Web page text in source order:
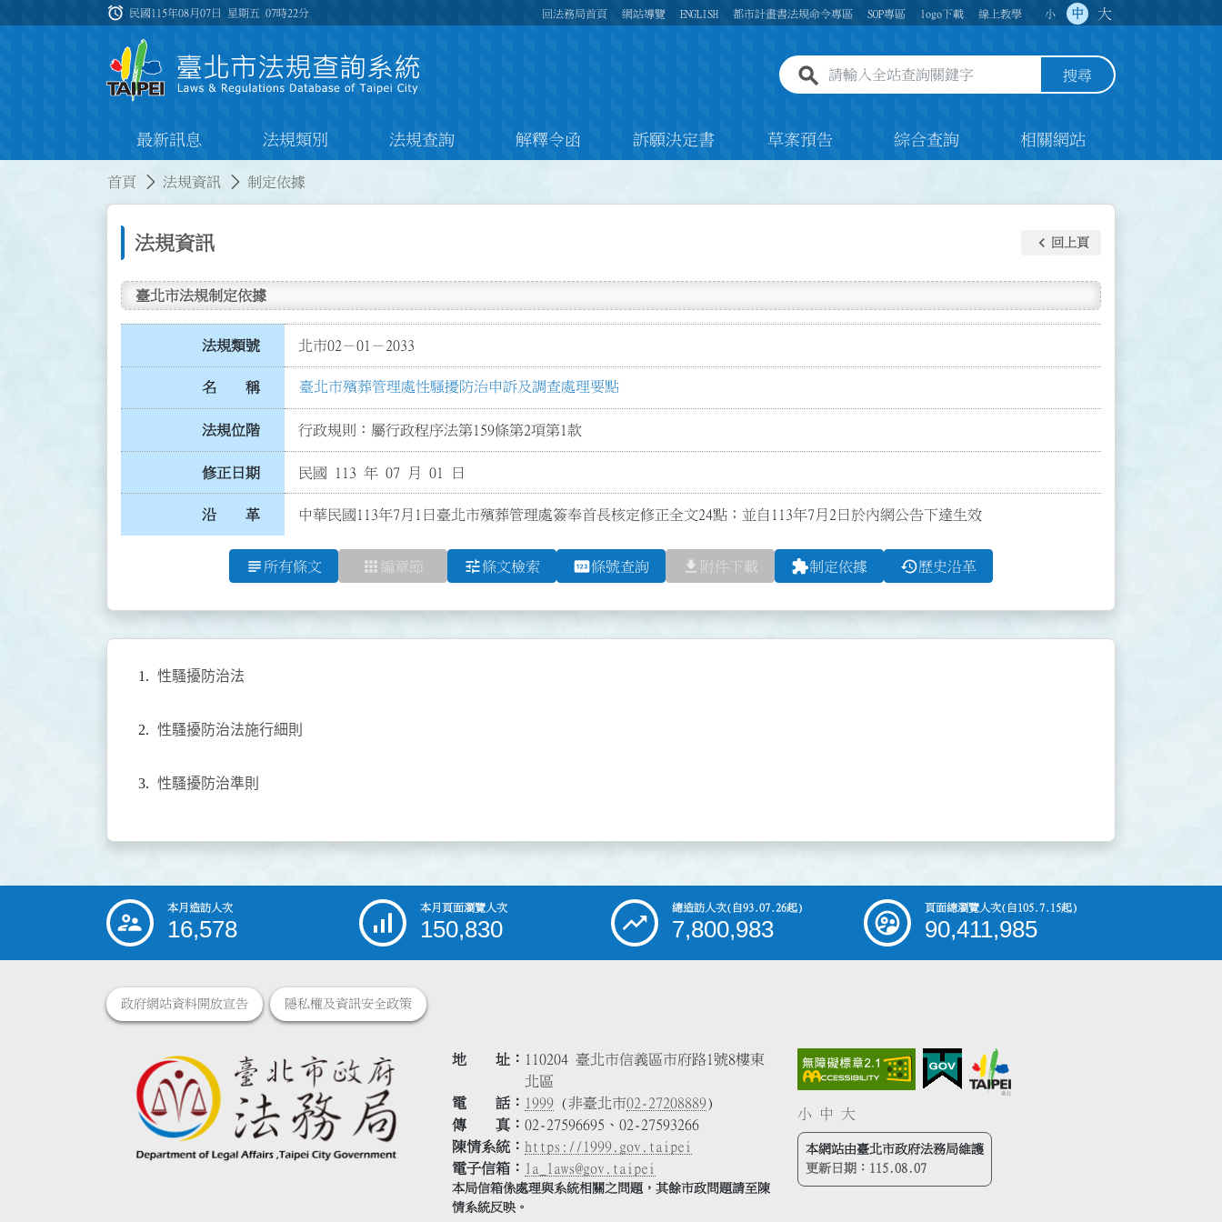
:::
alarm 民國115年08月07日 星期五07時22分 回法務局首頁 網站導覽 ENGLISH 都市計畫書法規命令專區 SOP專區 logo下載 線上教學 小 中 大
全站查詢關鍵字欄位 搜尋
最新訊息 法規類別 法規查詢 解釋令函 訴願決定書 草案預告 綜合查詢 相關網站
首頁 法規資訊 制定依據
法規資訊 keyboard_arrow_left 回上頁
臺北市法規制定依據
法規類號 北市02－01－2033
名 稱 臺北市殯葬管理處性騷擾防治申訴及調查處理要點
法規位階 行政規則：屬行政程序法第159條第2項第1款
修正日期 民國 113 年 07 月 01 日
沿 革 中華民國113年7月1日臺北市殯葬管理處簽奉首長核定修正全文24點；並自113年7月2日於內網公告下達生效
subject 所有條文 apps 編章節 tune條文檢索 pin條號查詢 file_download 附件下載 extension制定依據 history歷史沿革
性騷擾防治法
性騷擾防治法施行細則
性騷擾防治準則
::: 本月造訪人次
16,578
本月頁面瀏覽人次
150,830
總造訪人次(自93.07.26起)
7,800,983
頁面總瀏覽人次(自105.7.15起)
90,411,985
政府網站資料開放宣告 隱私權及資訊安全政策
地 址
110204 臺北市信義區市府路1號8樓東
北區
電 話
1999 (非臺北市02-27208889)
傳 真
02-27596695、02-27593266
陳情系統
https://1999.gov.taipei
電子信箱
la_laws@gov.taipei
本局信箱係處理與系統相關之問題，其餘市政問題請至陳
情系統反映。
小 中 大
本網站由臺北市政府法務局維護
更新日期： 115.08.07